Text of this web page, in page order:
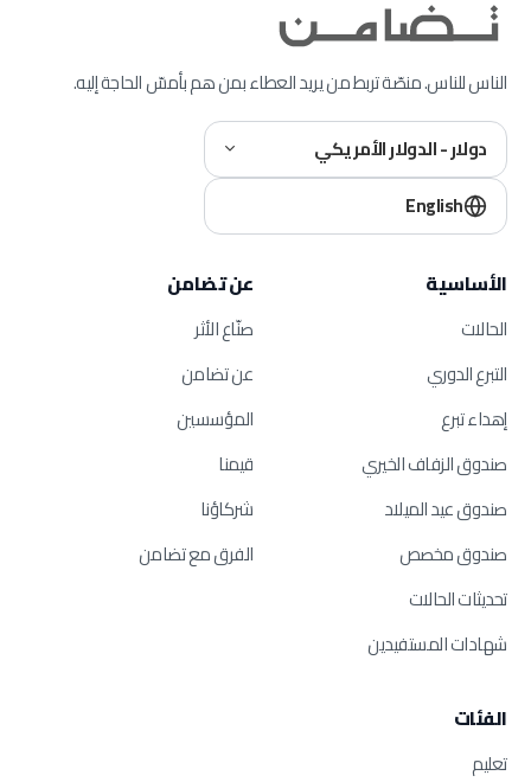
الناس للناس. منصّة تربط من يريد العطاء بمن هم بأمسّ الحاجة إليه.
دولار - الدولار الأمريكي
English
الأساسية
الحالات
التبرع الدوري
إهداء تبرع
صندوق الزفاف الخيري
صندوق عيد الميلاد
صندوق مخصص
تحديثات الحالات
شهادات المستفيدين
عن تضامن
صنّاع الأثر
عن تضامن
المؤسسين
قيمنا
شركاؤنا
الفرق مع تضامن
الفئات
تعليم